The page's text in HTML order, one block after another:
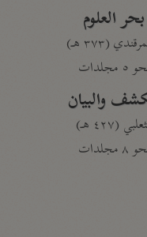
بحر العلوم
(٣٧٣ هـ)
مجلدات
والبيان
(٤٢٧ هـ)
مجلدات